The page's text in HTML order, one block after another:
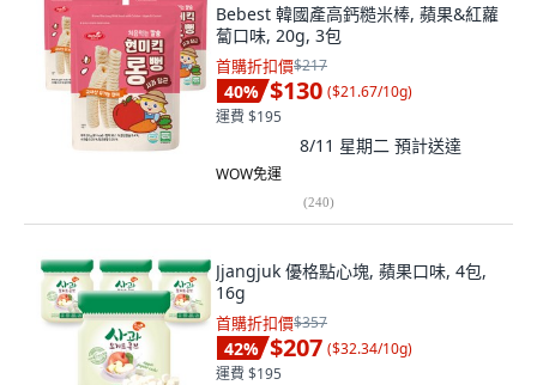
Bebest 韓國產高鈣糙米棒, 蘋果&紅蘿
蔔口味, 20g, 3包
首購折扣價$217
40% $130 ($21.67/10g)
運費 $195
8/11 星期二 預計送達
WOW免運
(240)
Jjangjuk 優格點心塊, 蘋果口味, 4包,
16g
首購折扣價$357
42% $207 ($32.34/10g)
運費 $195